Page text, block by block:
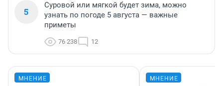
5
Суровой или мягкой будет зима, можно
узнать по погоде 5 августа — важные
приметы
76 238 12
МНЕНИЕ МНЕНИЕ